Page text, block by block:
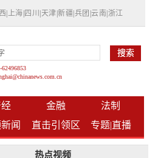
上海 四川 天津 |新疆 兵团 |云南 浙江
金融
法制
闻 直击引领区 专题|直播
热点视频